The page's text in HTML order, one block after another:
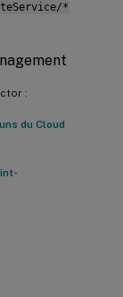
*
:
du Cloud